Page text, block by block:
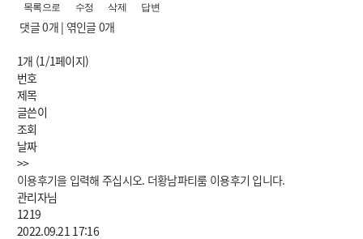
목록으로 수정 삭제 답변
댓글0개| 엮인글0개
1개 (1/1페이지)
번호
제목
글쓴이
조회
날짜
>>
이용후기을 입력해 주십시오. 더황남파티룸 이용후기 입니다.
관리자님
1219
2022.09.21 17:16